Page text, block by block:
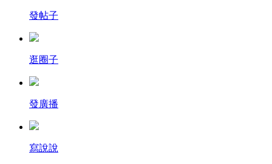
發帖子
逛圈子
發廣播
寫說說